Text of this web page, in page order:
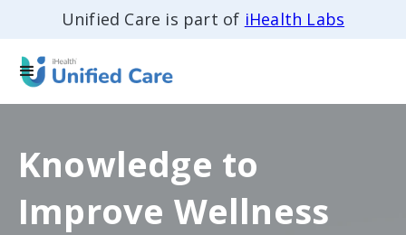
Unified Care is part of iHealth Labs
Knowledge to
Improve Wellness